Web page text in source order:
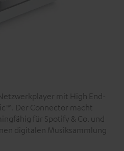
mit High End-
Der Connector macht
für Spotify & Co. und
digitalen Musiksammlung